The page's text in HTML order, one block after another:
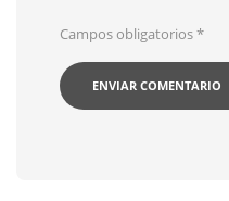
Campos obligatorios*